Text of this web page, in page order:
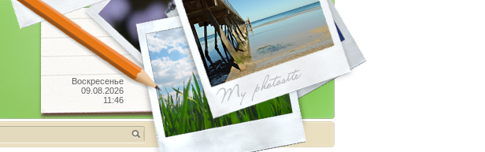
Воскресенье
09.08.2026
11:46